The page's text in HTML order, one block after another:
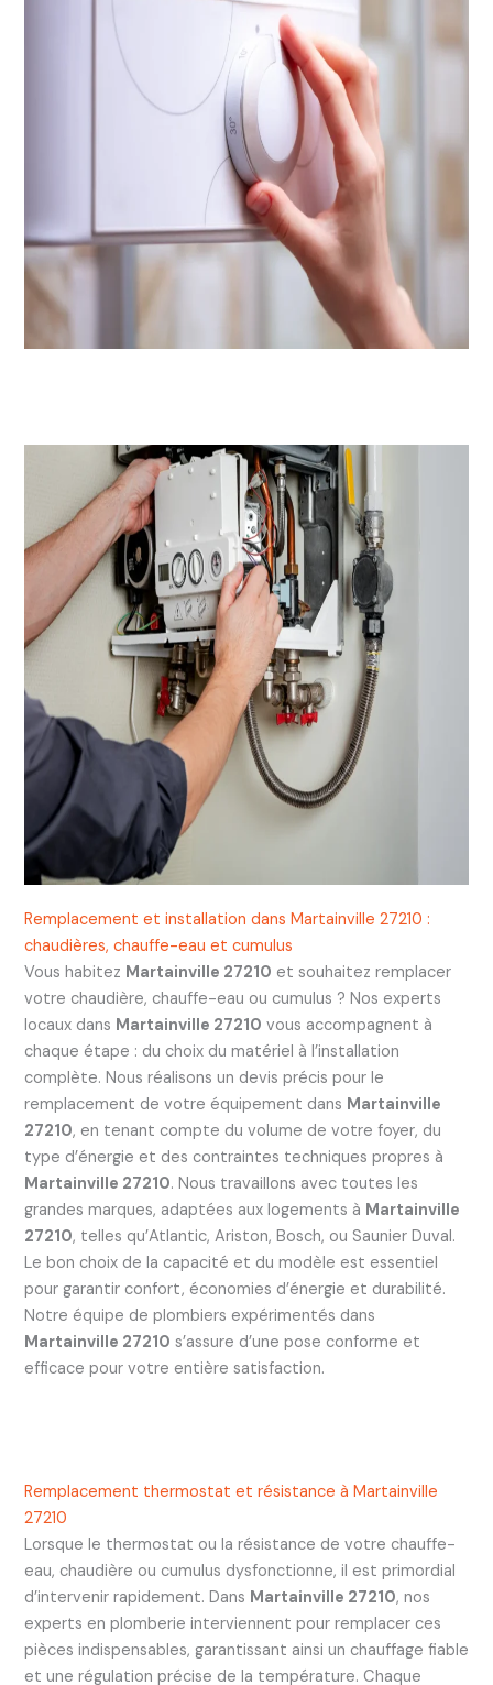
Remplacement et installation dans Martainville 27210 :
chaudières, chauffe-eau et cumulus
Vous habitez Martainville 27210 et souhaitez remplacer
votre chaudière, chauffe-eau ou cumulus ? Nos experts
locaux dans Martainville 27210 vous accompagnent à
chaque étape : du choix du matériel à l’installation
complète. Nous réalisons un devis précis pour le
remplacement de votre équipement dans Martainville
27210, en tenant compte du volume de votre foyer, du
type d’énergie et des contraintes techniques propres à
Martainville 27210. Nous travaillons avec toutes les
grandes marques, adaptées aux logements à Martainville
27210, telles qu’Atlantic, Ariston, Bosch, ou Saunier Duval.
Le bon choix de la capacité et du modèle est essentiel
pour garantir confort, économies d’énergie et durabilité.
Notre équipe de plombiers expérimentés dans
Martainville 27210 s’assure d’une pose conforme et
efficace pour votre entière satisfaction.
Remplacement thermostat et résistance à Martainville
27210
Lorsque le thermostat ou la résistance de votre chauffe-
eau, chaudière ou cumulus dysfonctionne, il est primordial
d’intervenir rapidement. Dans Martainville 27210, nos
experts en plomberie interviennent pour remplacer ces
pièces indispensables, garantissant ainsi un chauffage fiable
et une régulation précise de la température. Chaque